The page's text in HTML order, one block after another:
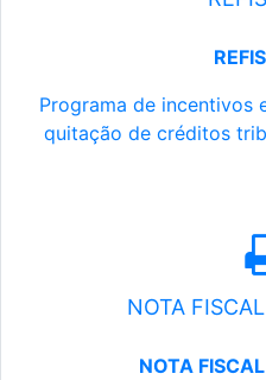
Programa de incentivos
quitação de créditos
NOTA
NOTA